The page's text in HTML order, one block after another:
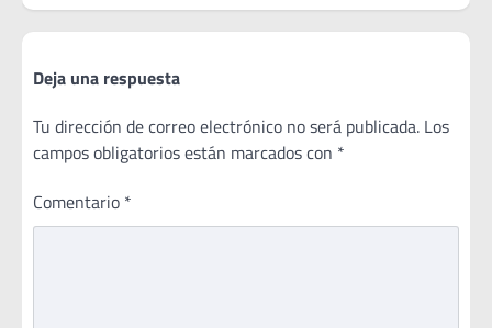
Deja una respuesta
Tu dirección de correo electrónico no será publicada. Los
campos obligatorios están marcados con *
Comentario *